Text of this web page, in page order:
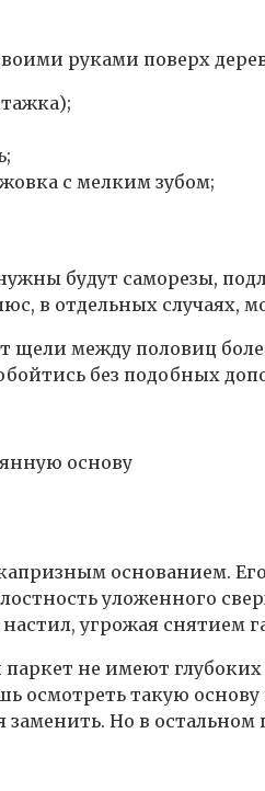
руками поверх
с мелким зубом;
будут саморезы,
в отдельных случаях,
щели между половиц
без подобных
основу
основанием.
уложенного
угрожая снятием
не имеют
осмотреть такую
Но в остальном